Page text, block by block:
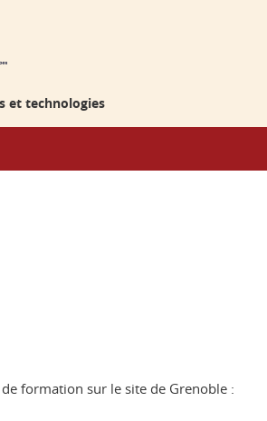
et technologies
formation sur le site de Grenoble :